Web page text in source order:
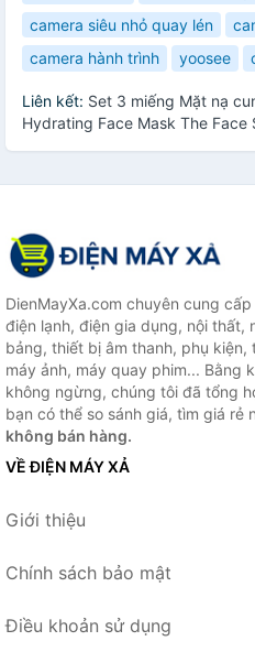
camera siêu nhỏ quay lén
camera hành trình
yoosee
Liên kết: Set 3 miếng Mặt nạ
Hydrating Face Mask The Face
DienMayXa.com chuyên cung
điện lạnh, điện gia dụng, nội thất,
bảng, thiết bị âm thanh, phụ
máy ảnh, máy quay phim... Bằng
không ngừng, chúng tôi đã tổng
bạn có thể so sánh giá, tìm giá rẻ
không bán hàng.
VỀ ĐIỆN MÁY XẢ
Giới thiệu
Chính sách bảo mật
Điều khoản sử dụng